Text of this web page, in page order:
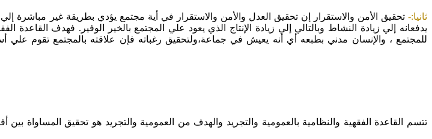
ثانيا:- تحقيق الأمن والاستقرار إن تحقيق العدل والأمن والاستقرار في أية مجتمع يؤدي بطريقة غير مباشرة
يدفعانه إلي زيادة النشاط وبالتالي إلي زيادة الإنتاج الذي يعود علي المجتمع بالخير الوفير. فهدف
للمجتمع ، والإنسان مدني بطبعه أي أنه يعيش في جماعة،ولتحقيق رغباته فإن علاقته بالمجتمع تقوم علي
تتسم القاعدة الفقهية والنظامية بالعمومية والتجريد والهدف من العمومية والتجريد هو تحقيق المساواة